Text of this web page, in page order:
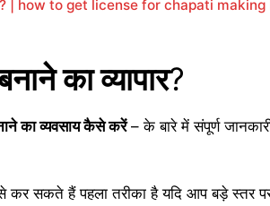
| how to get license for chapati
का व्यापार?
का व्यवसाय कैसे करें– के बारे में संपूर्ण
से कर सकते हैं पहला तरीका है यदि आप बड़े